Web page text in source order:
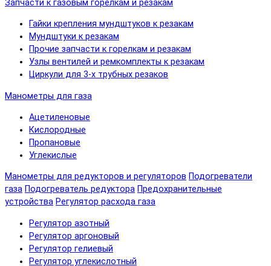
Запчасти к газовым горелкам и резакам
Гайки крепления мундштуков к резакам
Мундштуки к резакам
Прочие запчасти к горелкам и резакам
Узлы вентилей и ремкомплекты к резакам
Циркули для 3-х трубных резаков
Манометры для газа
Ацетиленовые
Кислородные
Пропановые
Углекислые
Манометры для редукторов и регуляторов Подогреватели
газа Подогреватель редуктора Предохранительные
устройства Регулятор расхода газа
Регулятор азотный
Регулятор аргоновый
Регулятор гелиевый
Регулятор углекислотный